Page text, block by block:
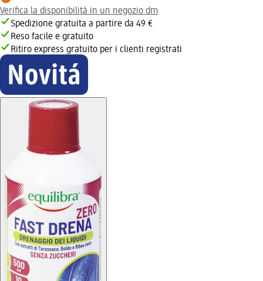
Verifica la disponibilità in un negozio dm
Spedizione gratuita a partire da 49 €
Reso facile e gratuito
Ritiro express gratuito per i clienti registrati